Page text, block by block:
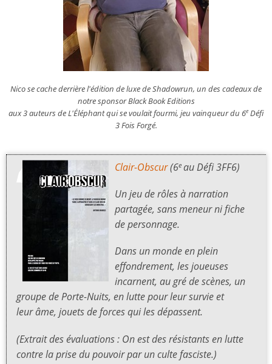
Nico se cache derrière l'édition de luxe deShadowrun, un des cadeaux de
notre sponsor Black Book Editions
aux 3 auteurs deL'Éléphant qui se voulait fourmi, jeu vainqueur du 6e Défi
3 Fois Forgé.
Clair-Obscur(6e au Défi 3FF6)
Un jeu de rôles à narration
partagée, sans meneur ni fiche
de personnage.
Dans un monde en plein
effondrement, les joueuses
incarnent, au gré de scènes, un
groupe de Porte-Nuits, en lutte pour leur survie et
leur âme, jouets de forces qui les dépassent.
(Extrait des évaluations : On est des résistants en lutte
contre la prise du pouvoir par un culte fasciste.)